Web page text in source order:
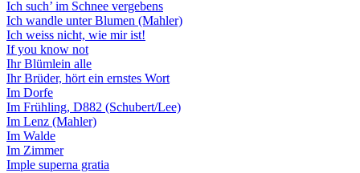
Ich such’ im Schnee vergebens
Ich wandle unter Blumen (Mahler)
Ich weiss nicht, wie mir ist!
If you know not
Ihr Blümlein alle
Ihr Brüder, hört ein ernstes Wort
Im Dorfe
Im Frühling, D882 (Schubert/Lee)
Im Lenz (Mahler)
Im Walde
Im Zimmer
Imple superna gratia